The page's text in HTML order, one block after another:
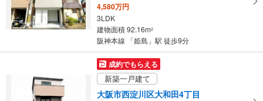
4,580万円
3LDK
建物面積 92.16m2
阪神本線 「姫島」駅 徒歩9分
成約でもらえる
新築一戸建て
大阪市西淀川区大和田4丁目